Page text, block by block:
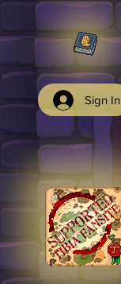
Sign In